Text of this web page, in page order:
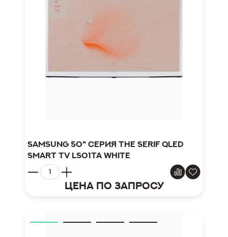
Samsung 50" серия The Serif QLED
Smart TV LS01TA white
Цена по запросу